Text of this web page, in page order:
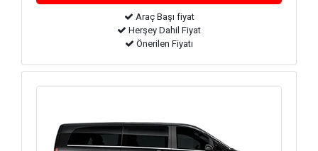
Araç Başı fiyat
Herşey Dahil Fiyat
Önerilen Fiyatı